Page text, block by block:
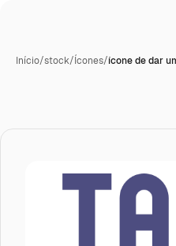
Início/stock/Ícones/ícone de dar